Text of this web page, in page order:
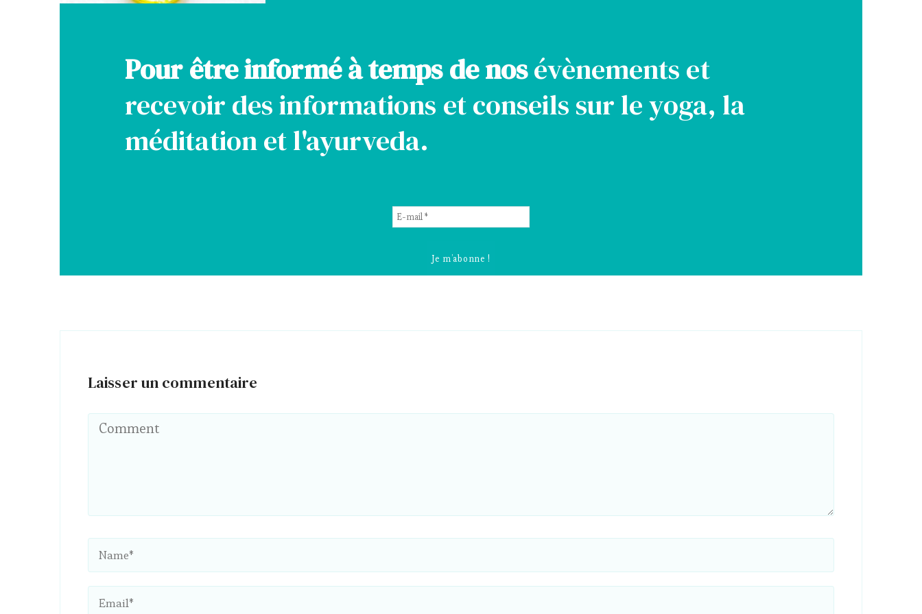
Pour être informé à temps de nosévènements et
recevoir des informations et conseils sur le yoga, la
méditation et l'ayurveda.
*
Laisser un commentaire